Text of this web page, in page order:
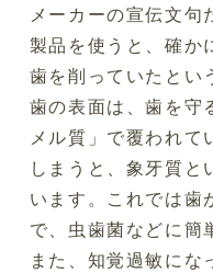
メーカーの宣伝文句
製品を使うと、確か
歯を削っていたとい
歯の表面は、歯を守
メル質」で覆われて
しまうと、象牙質と
います。これでは歯
で、虫歯菌などに簡
また、知覚過敏にな